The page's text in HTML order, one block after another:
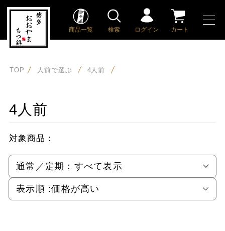
商品一覧 検索 ログイン カート
TOP 人前で選ぶ 4人前
4人前
対象商品：
通常／定期： すべて表示
表示順 :価格が高い